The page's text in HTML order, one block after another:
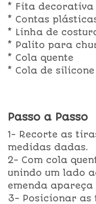
* Fita decorativa
* Contas
* Linha de
* Palito para
* Cola quente
* Cola de silicone
Passo a Passo
1- Recorte as
medidas dadas.
2- Com cola
unindo um lado
emenda apareça
3- Posicionar